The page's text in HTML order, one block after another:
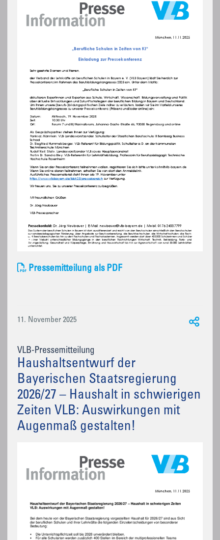
Pressemitteilung als PDF
11. November 2025
VLB-Pressemitteilung
Haushaltsentwurf der
Bayerischen Staatsregierung
2026/27 – Haushalt in schwierigen
Zeiten VLB: Auswirkungen mit
Augenmaß gestalten!